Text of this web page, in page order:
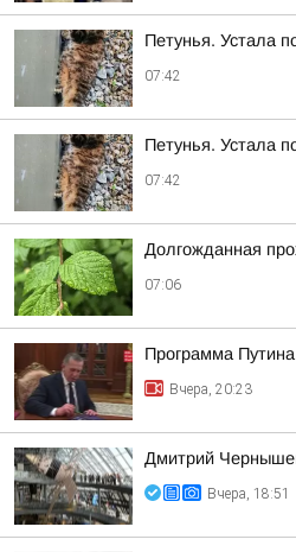
Петунья. Устала
07:42
Петунья. Устала
07:42
Долгожданная
07:06
Программа
Вчера, 20:23
Дмитрий
Вчера, 18:51